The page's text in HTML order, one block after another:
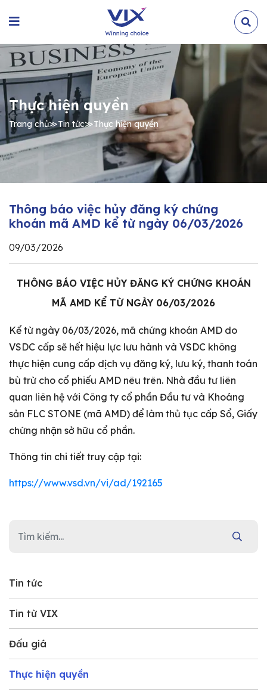
Thực hiện quyền
Trang chủ≫Tin tức≫Thực hiện quyền
Tin tức
Tin từ VIX
Đấu giá
Thực hiện quyền
Thông báo việc hủy đăng ký chứng
khoán mã AMD kể từ ngày 06/03/2026
09/03/2026
THÔNG BÁO VIỆC HỦY ĐĂNG KÝ CHỨNG KHOÁN
MÃ AMD KỂ TỪ NGÀY 06/03/2026
Kể từ ngày 06/03/2026, mã chứng khoán AMD do
VSDC cấp sẽ hết hiệu lực lưu hành và VSDC không
thực hiện cung cấp dịch vụ đăng ký, lưu ký, thanh toán
bù trừ cho cổ phiếu AMD nêu trên. Nhà đầu tư liên
quan liên hệ với Công ty cổ phần Đầu tư và Khoáng
sản FLC STONE (mã AMD) để làm thủ tục cấp Sổ, Giấy
chứng nhận sở hữu cổ phần.
Thông tin chi tiết truy cập tại:
https://www.vsd.vn/vi/ad/192165